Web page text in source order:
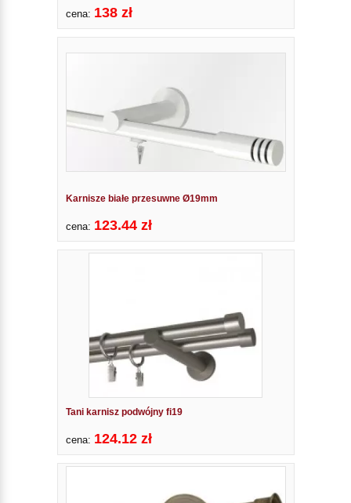
cena: 138 zł
Karnisze białe przesuwne Ø19mm
cena: 123.44 zł
Tani karnisz podwójny fi19
cena: 124.12 zł